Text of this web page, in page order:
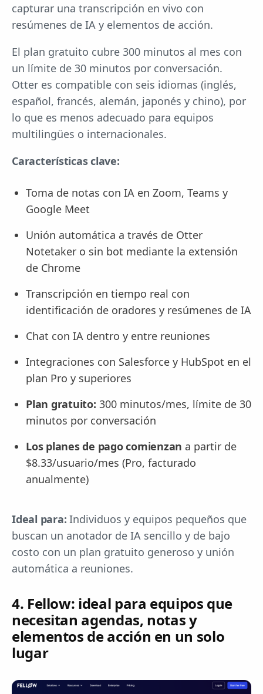
capturar una transcripción en vivo con
resúmenes de IA y elementos de acción.
El plan gratuito cubre 300 minutos al mes con
un límite de 30 minutos por conversación.
Otter es compatible con seis idiomas (inglés,
español, francés, alemán, japonés y chino), por
lo que es menos adecuado para equipos
multilingües o internacionales.
Características clave:
Toma de notas con IA en Zoom, Teams y
Google Meet
Unión automática a través de Otter
Notetaker o sin bot mediante la extensión
de Chrome
Transcripción en tiempo real con
identificación de oradores y resúmenes de IA
Chat con IA dentro y entre reuniones
Integraciones con Salesforce y HubSpot en el
plan Pro y superiores
Plan gratuito: 300 minutos/mes, límite de 30
minutos por conversación
Los planes de pago comienzan a partir de
$8.33/usuario/mes (Pro, facturado
anualmente)
Ideal para: Individuos y equipos pequeños que
buscan un anotador de IA sencillo y de bajo
costo con un plan gratuito generoso y unión
automática a reuniones.
4. Fellow: ideal para equipos que
necesitan agendas, notas y
elementos de acción en un solo
lugar